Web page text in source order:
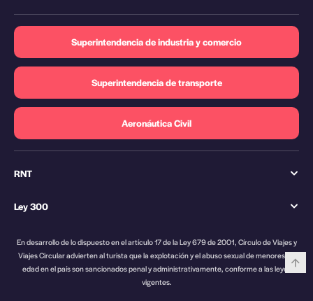
Superintendencia de industria y comercio
Aeronáutica Civil
Superintendencia de transporte
RNT
Ley 300
En desarrollo de lo dispuesto en el artículo 17 de la Ley 679 de 2001, Círculo de Viajes y
Viajes Circular advierten al turista que la explotación y el abuso sexual de menores de
edad en el país son sancionados penal y administrativamente, conforme a las leyes
vigentes.